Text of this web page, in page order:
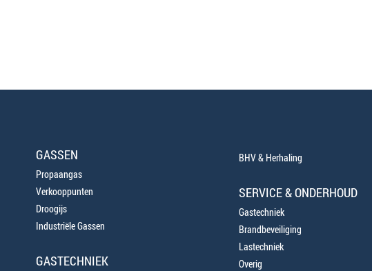
GASSEN
Propaangas
Verkooppunten
Droogijs
Industriële Gassen
GASTECHNIEK
BHV & Herhaling
SERVICE & ONDERHOUD
Gastechniek
Brandbeveiliging
Lastechniek
Overig